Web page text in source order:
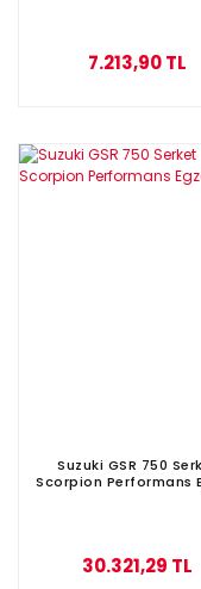
7.213,90 TL
Suzuki GSR 750
Scorpion Performans
30.321,29 TL